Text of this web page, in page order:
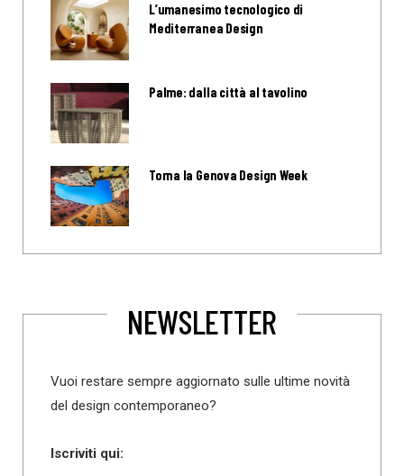
L’umanesimo tecnologico di
Mediterranea Design
Palme: dalla città al tavolino
Torna la Genova Design Week
NEWSLETTER
Vuoi restare sempre aggiornato sulle ultime novità
del design contemporaneo?
Iscriviti qui: